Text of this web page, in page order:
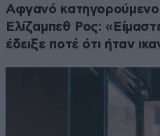
Αφγανό κατηγορούμενο
Ελίζαμπεθ Ρος:
έδειξε ποτέ ότι ήταν